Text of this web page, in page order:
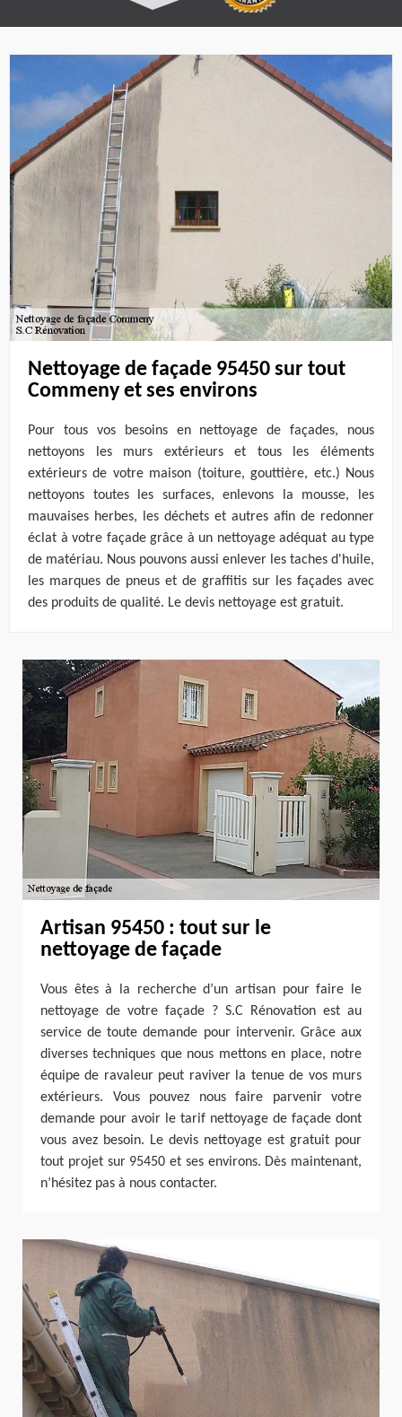
Nettoyage de façade 95450 sur tout
Commeny et ses environs
Pour tous vos besoins en nettoyage de façades, nous
nettoyons les murs extérieurs et tous les éléments
extérieurs de votre maison (toiture, gouttière, etc.) Nous
nettoyons toutes les surfaces, enlevons la mousse, les
mauvaises herbes, les déchets et autres afin de redonner
éclat à votre façade grâce à un nettoyage adéquat au type
de matériau. Nous pouvons aussi enlever les taches d'huile,
les marques de pneus et de graffitis sur les façades avec
des produits de qualité. Le devis nettoyage est gratuit.
Artisan 95450 : tout sur le
nettoyage de façade
Vous êtes à la recherche d’un artisan pour faire le
nettoyage de votre façade ? S.C Rénovation est au
service de toute demande pour intervenir. Grâce aux
diverses techniques que nous mettons en place, notre
équipe de ravaleur peut raviver la tenue de vos murs
extérieurs. Vous pouvez nous faire parvenir votre
demande pour avoir le tarif nettoyage de façade dont
vous avez besoin. Le devis nettoyage est gratuit pour
tout projet sur 95450 et ses environs. Dès maintenant,
n’hésitez pas à nous contacter.